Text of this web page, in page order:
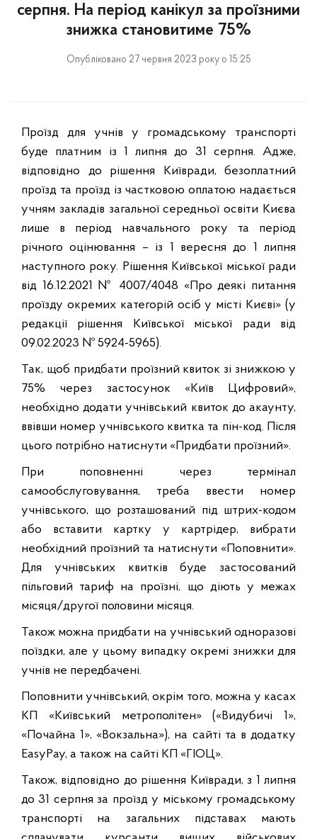
серпня. На період канікул за проїзними
знижка становитиме 75%
Опубліковано 27 червня 2023 року о 15:25
Проїзд для учнів у громадському транспорті
буде платним із 1 липня до 31 серпня. Адже,
відповідно до рішення Київради, безоплатний
проїзд та проїзд із частковою оплатою надається
учням закладів загальної середньої освіти Києва
лише в період навчального року та період
річного оцінювання – із 1 вересня до 1 липня
наступного року. Рішення Київської міської ради
від 16.12.2021 № 4007/4048 «Про деякі питання
проїзду окремих категорій осіб у місті Києві» (у
редакції рішення Київської міської ради від
09.02.2023 № 5924-5965).
Так, щоб придбати проїзний квиток зі знижкою у
75% через застосунок «Київ Цифровий»,
необхідно додати учнівський квиток до акаунту,
ввівши номер учнівського квитка та пін-код. Після
цього потрібно натиснути «Придбати проїзний».
При поповненні через термінал
самообслуговування, треба ввести номер
учнівського, що розташований під штрих-кодом
або вставити картку у картрідер, вибрати
необхідний проїзний та натиснути «Поповнити».
Для учнівських квитків буде застосований
пільговий тариф на проїзні, що діють у межах
місяця/другої половини місяця.
Також можна придбати на учнівський одноразові
поїздки, але у цьому випадку окремі знижки для
учнів не передбачені.
Поповнити учнівський, окрім того, можна у касах
КП «Київський метрополітен» («Видубичі 1»,
«Почайна 1», «Вокзальна»), на сайті та в додатку
EasyPay, а також на сайті КП «ГІОЦ».
Також, відповідно до рішення Київради, з 1 липня
до 31 серпня за проїзд у міському громадському
транспорті на загальних підставах мають